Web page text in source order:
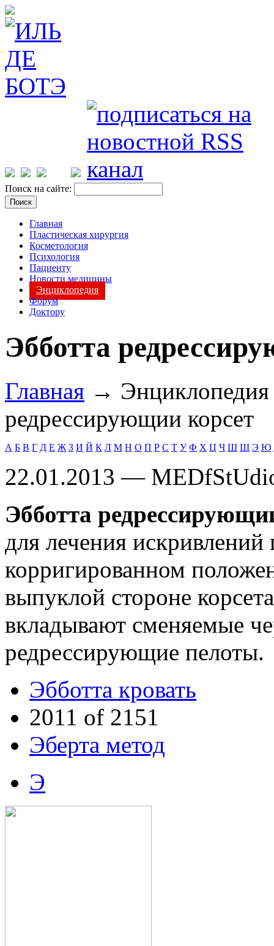
Поиск на сайте:
Главная
Пластическая хирургия
Косметология
Психология
Пациенту
Новости медицины
Энциклопедия
Форум
Доктору
Эбботта
Главная →
редрессирующии корсет
А Б В Г Д Е Ж З И Й К Л М Н О П Р С Т У Ф Х Ц Ч Ш Щ Э Ю
22.01.2013 —
Эбботта
для лечения искривлений
корригированном
выпуклой стороне
вкладывают сменяемые
редрессирующие пелоты.
Эбботта кровать
2011 of 2151
Эберта метод
Э